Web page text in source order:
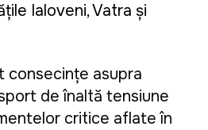
Ialoveni, Vatra și
consecințe asupra
de înaltă tensiune
critice aflate în